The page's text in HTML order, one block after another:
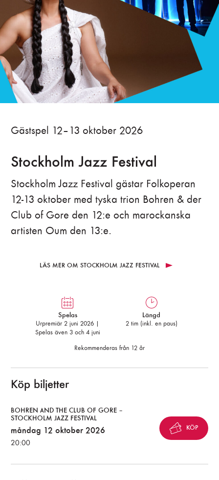
Gästspel 12–13 oktober 2026
Stockholm Jazz Festival
Stockholm Jazz Festival gästar Folkoperan
12-13 oktober med tyska trion Bohren & der
Club of Gore den 12:e och marockanska
artisten Oum den 13:e.
LÄS MER OM STOCKHOLM JAZZ FESTIVAL
Spelas
Urpremiär 2 juni 2026 |
Spelas även 3 och 4 juni
Längd
2 tim (inkl. en paus)
Rekommenderas från 12 år
Köp biljetter
BOHREN AND THE CLUB OF GORE –
STOCKHOLM JAZZ FESTIVAL
måndag 12 oktober 2026
20:00
KÖP